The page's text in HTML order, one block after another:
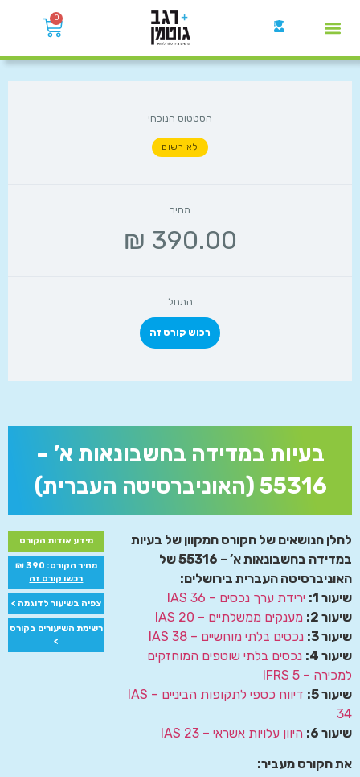
0
הסטטוס הנוכחי
לא רשום
מחיר
התחל
רכוש קורס זה
בעיות במדידה בחשבונאות א’ –
55316 (האוניברסיטה העברית)
מידע אודות הקורס
מחיר הקורס: 390 ₪
רכשו קורס זה
צפיה בשיעור לדוגמה >
רשימת השיעורים בקורס
>
להלן הנושאים של הקורס המקוון של בעיות
במדידה בחשבונאות א’ – 55316 של
האוניברסיטה העברית בירושלים:
שיעור 1:
ירידת ערך נכסים – IAS 36
שיעור 2:
מענקים ממשלתיים – IAS 20
שיעור 3:
נכסים בלתי מוחשיים – IAS 38
שיעור 4:
נכסים בלתי שוטפים המוחזקים
למכירה – IFRS 5
שיעור 5:
דיווח כספי לתקופות הביניים – IAS
34
שיעור 6:
היוון עלויות אשראי – IAS 23
את הקורס מעביר: